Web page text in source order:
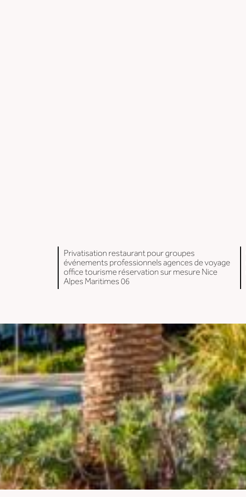
Privatisation restaurant pour groupes
événements professionnels agences de voyage
office tourisme réservation sur mesure Nice
Alpes Maritimes 06